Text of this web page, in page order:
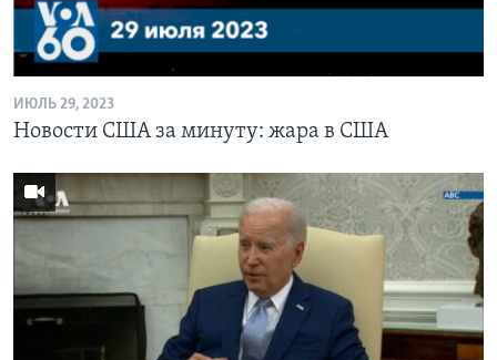
ИЮЛЬ 29, 2023
Новости США за минуту: жара в США